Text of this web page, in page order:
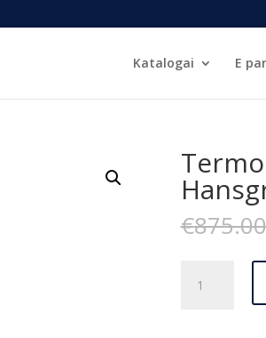
Katalogai E
€875.00
kiekis:
Termostatinė